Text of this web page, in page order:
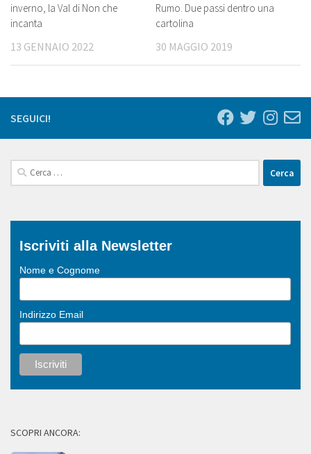
inverno, la Val di Non che
incanta
13 GENNAIO 2022
Rumo. Due passi dentro una
cartolina
30 MAGGIO 2019
SEGUICI!
Ricerca
per:
Iscriviti alla Newsletter
Nome e Cognome
Indirizzo Email
SCOPRI ANCORA: